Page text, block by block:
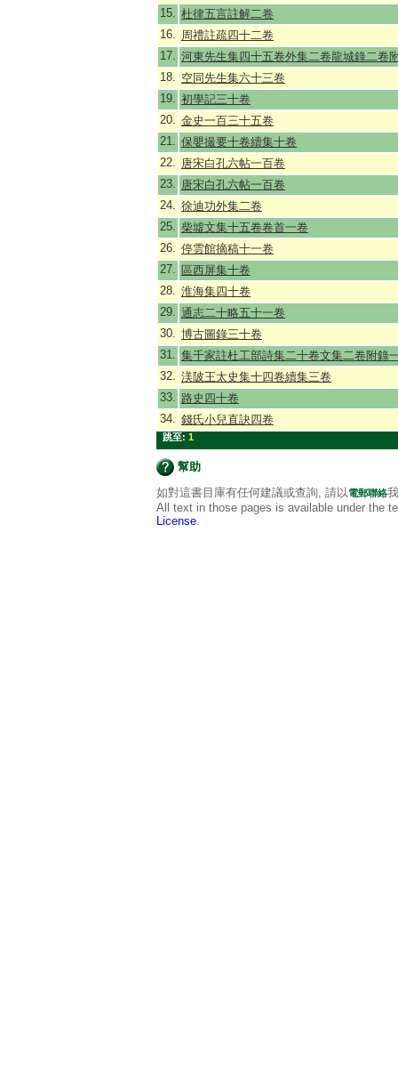
15. 杜律五言註解二卷
16. 周禮註疏四十二卷
17. 河東先生集四十五卷外集二卷龍城錄二卷
18. 空同先生集六十三卷
19. 初學記三十卷
20. 金史一百三十五卷
21. 保嬰撮要十卷續集十卷
22. 唐宋白孔六帖一百卷
23. 唐宋白孔六帖一百卷
24. 徐迪功外集二卷
25. 柴墟文集十五卷卷首一卷
26. 停雲館摘稿十一卷
27. 區西屏集十卷
28. 淮海集四十卷
29. 通志二十略五十一卷
30. 博古圖錄三十卷
31. 集千家註杜工部詩集二十卷文集二卷附錄
32. 渼陂王太史集十四卷續集三卷
33. 路史四十卷
34. 錢氏小兒直訣四卷
跳至: 1
幫助
如對這書目庫有任何建議或查詢, 請以電郵聯絡
All text in those pages is available under the
License.